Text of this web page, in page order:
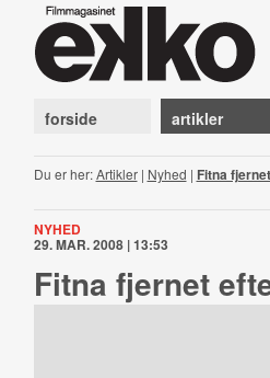
forside artikler
Du er her:Artikler| Nyhed | Fitna
NYHED
29. MAR. 2008 | 13:53
Fitna fjernet